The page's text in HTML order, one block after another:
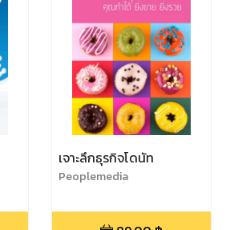
เจาะลึกธุรกิจโดนัท
Peoplemedia